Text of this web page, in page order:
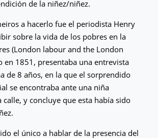
de la niñez/niñez.
a hacerlo fue el periodista Henry
sobre la vida de los pobres en la
(London labour and the London
en 1851, presentaba una entrevista
de 8 años, en la que el sorprendido
se encontraba ante una niña
calle, y concluye que esta había sido
el único a hablar de la presencia del